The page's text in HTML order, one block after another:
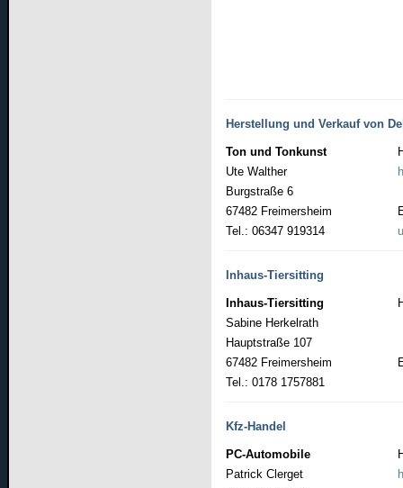
Herstellung und Verkauf von
Ton und Tonkunst
Ute Walther
Burgstraße 6
67482 Freimersheim
Tel.: 06347 919314
Inhaus-Tiersitting
Inhaus-Tiersitting
Sabine Herkelrath
Hauptstraße 107
67482 Freimersheim
Tel.: 0178 1757881
Kfz-Handel
PC-Automobile
Patrick Clerget